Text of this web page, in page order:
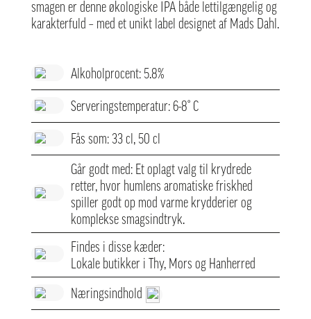
smagen er denne økologiske IPA både lettilgængelig og
karakterfuld – med et unikt label designet af Mads Dahl.
Alkoholprocent: 5.8%
Serveringstemperatur: 6-8° C
Fås som: 33 cl, 50 cl
Går godt med: Et oplagt valg til krydrede
retter, hvor humlens aromatiske friskhed
spiller godt op mod varme krydderier og
komplekse smagsindtryk.
Findes i disse kæder:
Lokale butikker i Thy, Mors og Hanherred
Næringsindhold